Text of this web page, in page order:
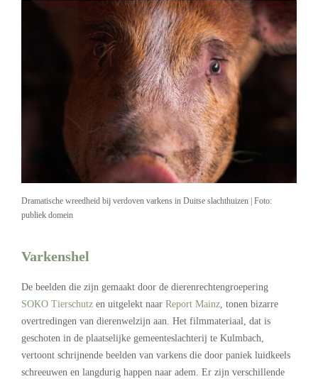
Dramatische wreedheid bij verdoven varkens in Duitse slachthuizen | Foto:
publiek domein
Varkenshel
De beelden die zijn gemaakt door de dierenrechtengroepering
SOKO Tierschutz en uitgelekt naar Report Mainz, tonen bizarre
overtredingen van dierenwelzijn aan. Het filmmateriaal, dat is
geschoten in de plaatselijke gemeenteslachterij te Kulmbach,
vertoont schrijnende beelden van varkens die door paniek luidkeels
schreeuwen en langdurig happen naar adem. Er zijn verschillende